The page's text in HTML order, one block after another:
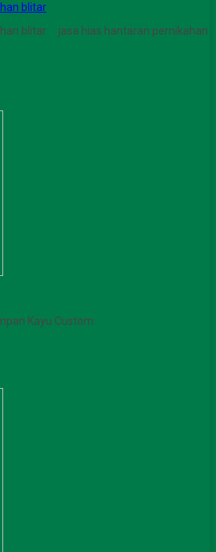
blitar
blitar jasa hias hantaran pernikahan
Kayu Custom